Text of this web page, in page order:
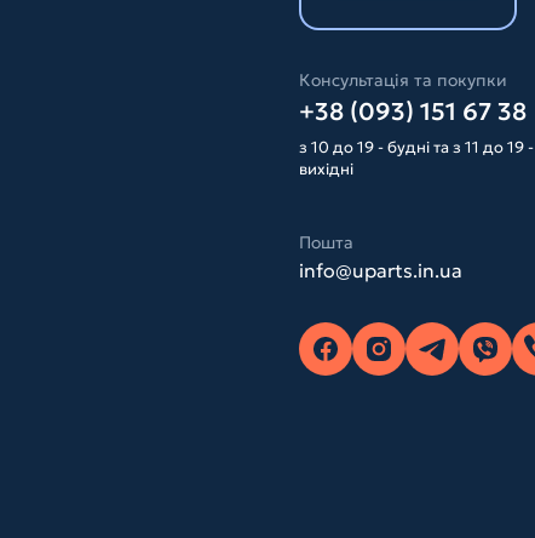
Консультація та покупки
+38 (093) 151 67 38
з 10 до 19 - будні та з 11 до 19 -
вихідні
Пошта
info@uparts.in.ua